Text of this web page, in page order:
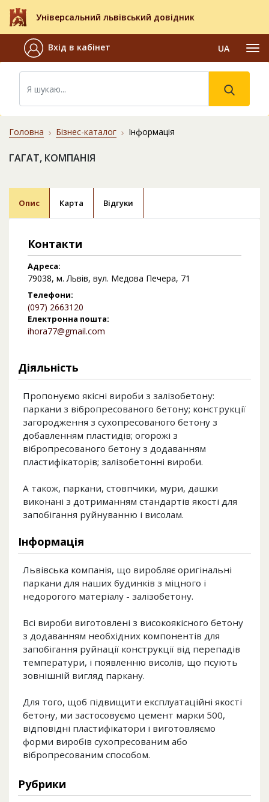
Універсальний львівський довідник
Вхід в кабінет UA
Головна Бізнес-каталог Інформація
ГАГАТ, КОМПАНІЯ
Опис Карта Відгуки
Контакти
Адреса:
79038, м. Львів, вул. Медова Печера, 71
Телефони:
(097) 2663120
Електронна пошта:
ihora77@gmail.com
Діяльність
Пропонуємо якісні вироби з залізобетону:
паркани з вібропресованого бетону; конструкції
загородження з сухопресованого бетону з
добавленням пластидів; огорожі з
вібропресованого бетону з додаванням
пластифікаторів; залізобетонні вироби.
А також, паркани, стовпчики, мури, дашки
виконані з дотриманням стандартів якості для
запобігання руйнуванню і висолам.
Інформація
Львівська компанія, що виробляє оригінальні
паркани для наших будинків з міцного і
недорогого матеріалу - залізобетону.
Всі вироби виготовлені з високоякісного бетону
з додаванням необхідних компонентів для
запобігання руйнації конструкції від перепадів
температури, і появленню висолів, що псують
зовнішній вигляд паркану.
Для того, щоб підвищити експлуатаційні якості
бетону, ми застосовуємо цемент марки 500,
відповідні пластифікатори і виготовляємо
форми виробів сухопресованим або
вібропресованим способом.
Рубрики